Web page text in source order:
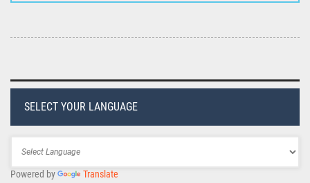
SELECT YOUR LANGUAGE
Powered by Translate